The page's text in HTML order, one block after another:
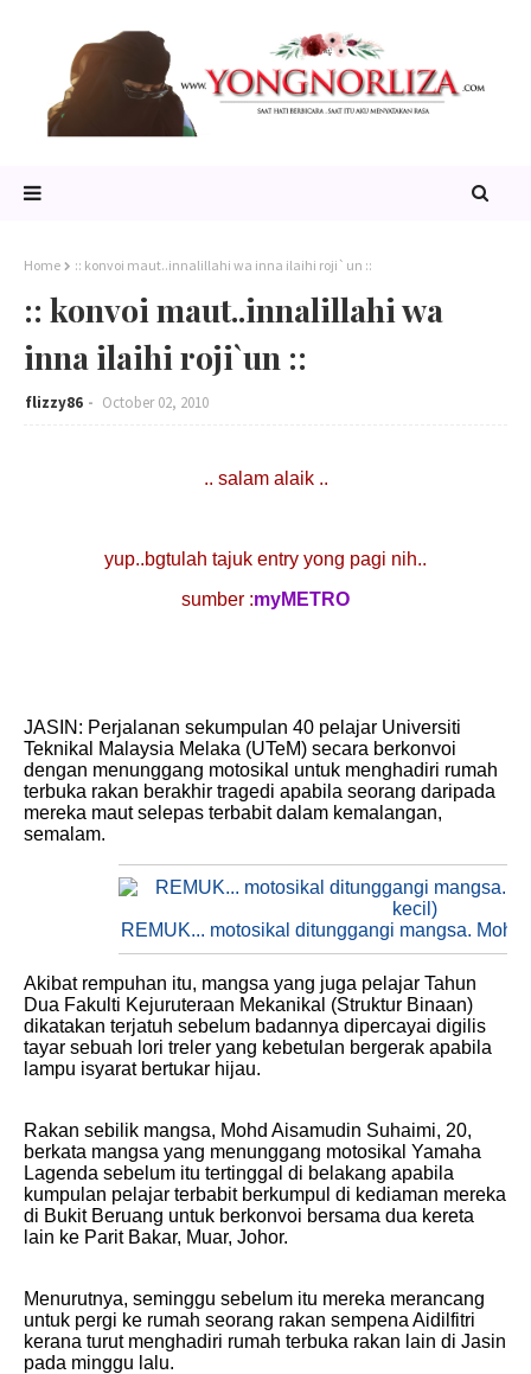
Home :: konvoi maut..innalillahi wa inna ilaihi roji`un ::
:: konvoi maut..innalillahi wa
inna ilaihi roji`un ::
flizzy86 October 02, 2010
.. salam alaik ..
yup..bgtulah tajuk entry yong pagi nih..
sumber :myMETRO
JASIN: Perjalanan sekumpulan 40 pelajar Universiti
Teknikal Malaysia Melaka (UTeM) secara berkonvoi
dengan menunggang motosikal untuk menghadiri rumah
terbuka rakan berakhir tragedi apabila seorang daripada
mereka maut selepas terbabit dalam kemalangan,
semalam.
REMUK... motosikal ditunggangi mangsa.
Akibat rempuhan itu, mangsa yang juga pelajar Tahun
Dua Fakulti Kejuruteraan Mekanikal (Struktur Binaan)
dikatakan terjatuh sebelum badannya dipercayai digilis
tayar sebuah lori treler yang kebetulan bergerak apabila
lampu isyarat bertukar hijau.
Rakan sebilik mangsa, Mohd Aisamudin Suhaimi, 20,
berkata mangsa yang menunggang motosikal Yamaha
Lagenda sebelum itu tertinggal di belakang apabila
kumpulan pelajar terbabit berkumpul di kediaman mereka
di Bukit Beruang untuk berkonvoi bersama dua kereta
lain ke Parit Bakar, Muar, Johor.
Menurutnya, seminggu sebelum itu mereka merancang
untuk pergi ke rumah seorang rakan sempena Aidilfitri
kerana turut menghadiri rumah terbuka rakan lain di Jasin
pada minggu lalu.